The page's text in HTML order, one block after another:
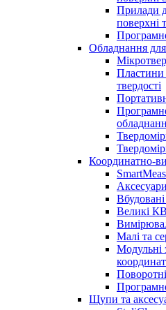
Прилади
поверхні
Обладнання
Пластини
твердості
Координатно-
Великі
Малі та
Модульні
Щупи та